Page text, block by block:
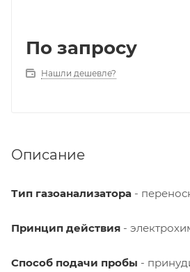
По запросу
Нашли дешевле?
Описание
Тип газоанализатора -
Принцип действия -
Способ подачи пробы -